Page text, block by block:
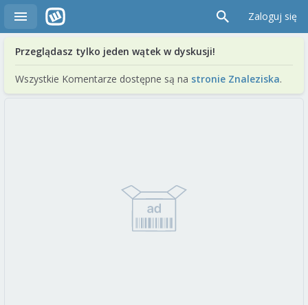
Zaloguj się
Przeglądasz tylko jeden wątek w dyskusji!
Wszystkie Komentarze dostępne są na stronie Znaleziska.